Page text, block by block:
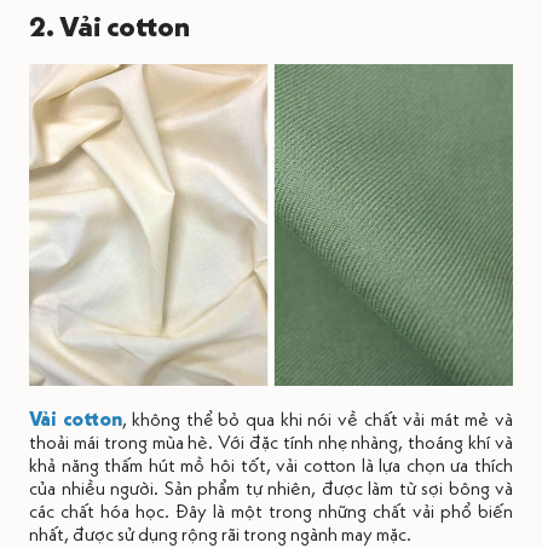
2. Vải cotton
Vải cotton, không thể bỏ qua khi nói về chất vải mát mẻ và
thoải mái trong mùa hè. Với đặc tính nhẹ nhàng, thoáng khí và
khả năng thấm hút mồ hôi tốt, vải cotton là lựa chọn ưa thích
của nhiều người. Sản phẩm tự nhiên, được làm từ sợi bông và
các chất hóa học. Đây là một trong những chất vải phổ biến
nhất, được sử dụng rộng rãi trong ngành may mặc.